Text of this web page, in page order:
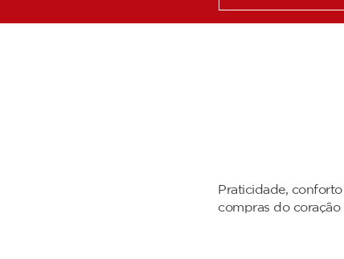
Praticidade,
compras do coração